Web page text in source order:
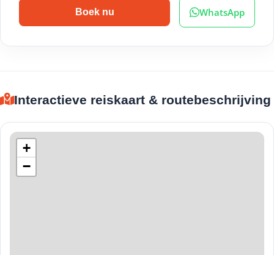
Boek nu WhatsApp
Interactieve reiskaart & routebeschrijving
+
−